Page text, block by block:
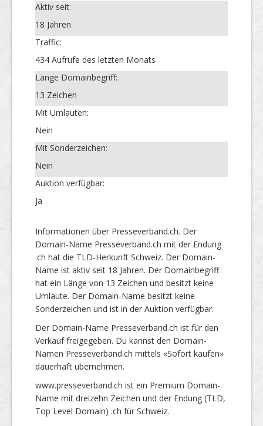
Aktiv seit:
18 Jahren
Traffic:
434 Aufrufe des letzten Monats
Länge Domainbegriff:
13 Zeichen
Mit Umlauten:
Nein
Mit Sonderzeichen:
Nein
Auktion verfügbar:
Ja
Informationen über Presseverband.ch. Der
Domain-Name Presseverband.ch mit der Endung
.ch hat die TLD-Herkunft Schweiz. Der Domain-
Name ist aktiv seit 18 Jahren. Der Domainbegriff
hat ein Länge von 13 Zeichen und besitzt keine
Umlaute. Der Domain-Name besitzt keine
Sonderzeichen und ist in der Auktion verfügbar.
Der Domain-Name Presseverband.ch ist für den
Verkauf freigegeben. Du kannst den Domain-
Namen Presseverband.ch mittels «Sofort kaufen»
dauerhaft übernehmen.
www.presseverband.ch ist ein Premium Domain-
Name mit dreizehn Zeichen und der Endung (TLD,
Top Level Domain) .ch für Schweiz.